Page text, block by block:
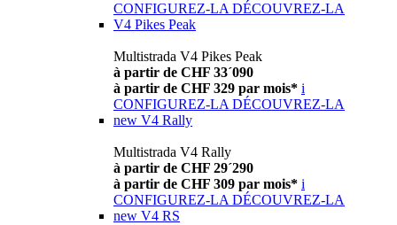
CONFIGUREZ-LA DÉCOUVREZ-LA
V4 Pikes Peak
Multistrada V4 Pikes Peak
à partir de CHF 33´090
à partir de CHF 329 par mois* i
CONFIGUREZ-LA DÉCOUVREZ-LA
new V4 Rally
Multistrada V4 Rally
à partir de CHF 29´290
à partir de CHF 309 par mois* i
CONFIGUREZ-LA DÉCOUVREZ-LA
new V4 RS